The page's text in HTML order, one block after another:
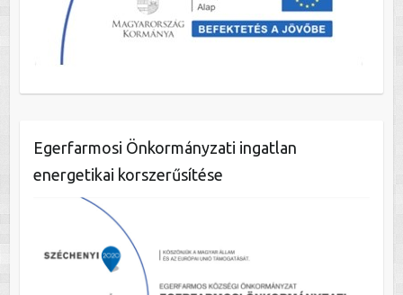
Egerfarmosi Önkormányzati ingatlan
energetikai korszerűsítése